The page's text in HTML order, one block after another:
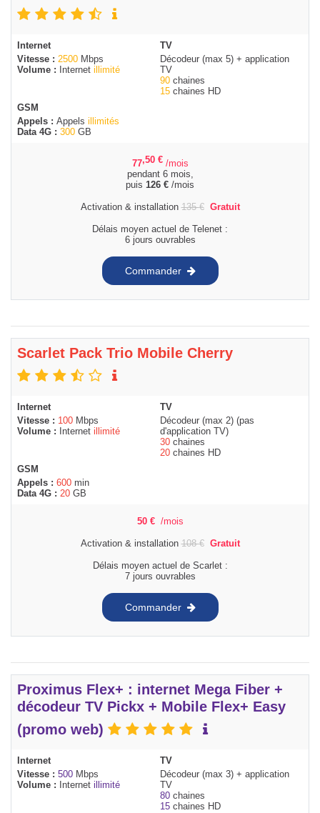
Internet
Vitesse : 2500 Mbps
Volume :
Internet illimité
TV
Décodeur (max 5) + application
TV
90 chaines
15 chaines HD
GSM
Appels : Appels illimités
Data 4G : 300 GB
77,50 € /mois
pendant 6 mois,
puis 126 € /mois
Activation & installation135€ Gratuit
Délais moyen actuel de Telenet :
6 jours ouvrables
Commander
Scarlet Pack Trio Mobile Cherry
Internet
Vitesse : 100 Mbps
Volume :
Internet illimité
TV
Décodeur (max 2) (pas
d'application TV)
30 chaines
20 chaines HD
GSM
Appels : 600 min
Data 4G : 20 GB
50 € /mois
Activation & installation108€ Gratuit
Délais moyen actuel de Scarlet :
7 jours ouvrables
Commander
Proximus Flex+ : internet Mega Fiber +
décodeur TV Pickx + Mobile Flex+ Easy
(promo web)
Internet
Vitesse : 500 Mbps
Volume :
Internet illimité
TV
Décodeur (max 3) + application
TV
80 chaines
15 chaines HD